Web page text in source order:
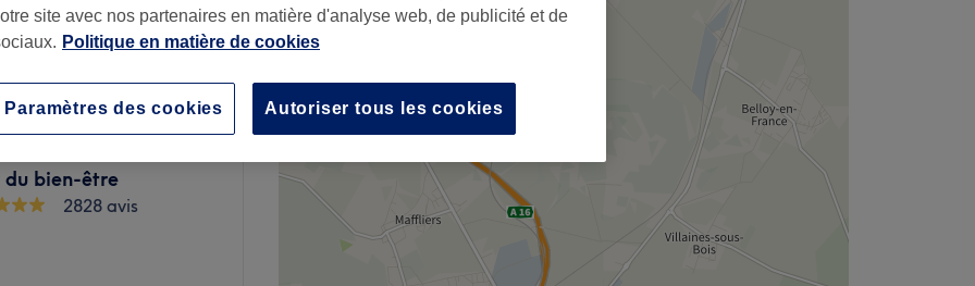
à partir de
35 €
du bien-être
2828 avis
site avec nos partenaires en matière d'analyse web, de publicité et de
Politique en matière de cookies
Autoriser tous les cookies
Paramètres des cookies